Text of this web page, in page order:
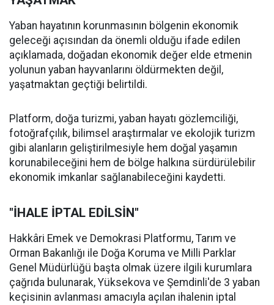
Yaban hayatının korunmasının bölgenin ekonomik
geleceği açısından da önemli olduğu ifade edilen
açıklamada, doğadan ekonomik değer elde etmenin
yolunun yaban hayvanlarını öldürmekten değil,
yaşatmaktan geçtiği belirtildi.
Platform, doğa turizmi, yaban hayatı gözlemciliği,
fotoğrafçılık, bilimsel araştırmalar ve ekolojik turizm
gibi alanların geliştirilmesiyle hem doğal yaşamın
korunabileceğini hem de bölge halkına sürdürülebilir
ekonomik imkanlar sağlanabileceğini kaydetti.
"İHALE İPTAL EDİLSİN"
Hakkâri Emek ve Demokrasi Platformu, Tarım ve
Orman Bakanlığı ile Doğa Koruma ve Milli Parklar
Genel Müdürlüğü başta olmak üzere ilgili kurumlara
çağrıda bulunarak, Yüksekova ve Şemdinli'de 3 yaban
keçisinin avlanması amacıyla açılan ihalenin iptal